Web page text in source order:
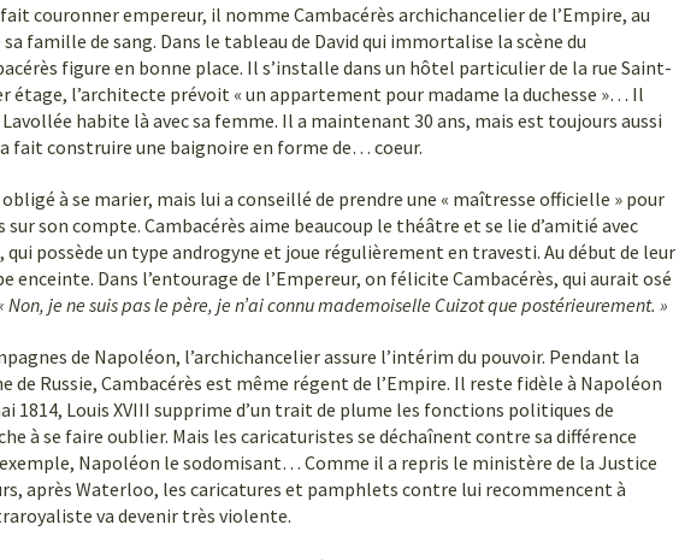
couronner empereur, il nomme Cambacérès archichancelier de l’Empire, au
famille de sang. Dans le tableau de David qui immortalise la scène du
figure en bonne place. Il s’installe dans un hôtel particulier de la rue Saint-
étage, l’architecte prévoit « un appartement pour madame la duchesse »… Il
habite là avec sa femme. Il a maintenant 30 ans, mais est toujours aussi
a fait construire une baignoire en forme de… coeur.
obligé à se marier, mais lui a conseillé de prendre une « maîtresse officielle » pour
son compte. Cambacérès aime beaucoup le théâtre et se lie d’amitié avec
possède un type androgyne et joue régulièrement en travesti. Au début de leur
enceinte. Dans l’entourage de l’Empereur, on félicite Cambacérès, qui aurait osé
Non, je ne suis pas le père, je n’ai connu mademoiselle Cuizot que postérieurement. »
de Napoléon, l’archichancelier assure l’intérim du pouvoir. Pendant la
de Russie, Cambacérès est même régent de l’Empire. Il reste fidèle à Napoléon
1814, Louis XVIII supprime d’un trait de plume les fonctions politiques de
à se faire oublier. Mais les caricaturistes se déchaînent contre sa différence
Napoléon le sodomisant… Comme il a repris le ministère de la Justice
après Waterloo, les caricatures et pamphlets contre lui recommencent à
va devenir très violente.